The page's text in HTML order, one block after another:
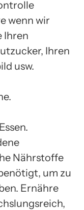
wenn wir
Ihren
Ihren
usw.
Nährstoffe
um zu
Ernähre